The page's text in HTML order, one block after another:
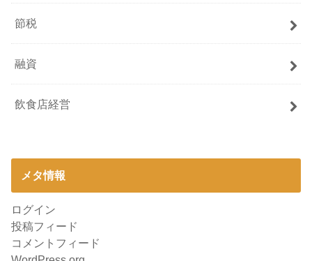
節税
融資
飲食店経営
メタ情報
ログイン
投稿フィード
コメントフィード